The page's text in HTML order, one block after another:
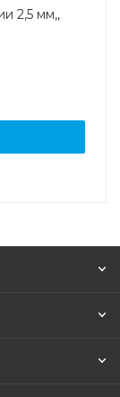
2,5 мм,,